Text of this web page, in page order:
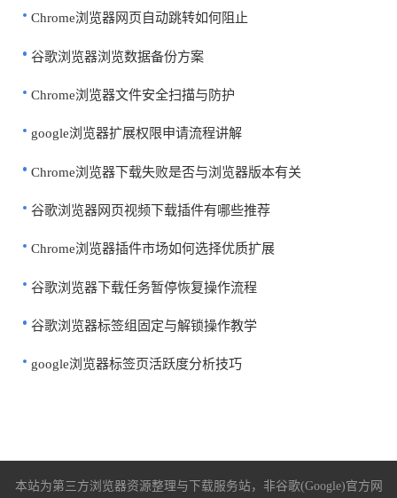
Chrome浏览器网页自动跳转如何阻止
谷歌浏览器浏览数据备份方案
Chrome浏览器文件安全扫描与防护
google浏览器扩展权限申请流程讲解
Chrome浏览器下载失败是否与浏览器版本有关
谷歌浏览器网页视频下载插件有哪些推荐
Chrome浏览器插件市场如何选择优质扩展
谷歌浏览器下载任务暂停恢复操作流程
谷歌浏览器标签组固定与解锁操作教学
google浏览器标签页活跃度分析技巧
本站为第三方浏览器资源整理与下载服务站，非谷歌(Google)官方网